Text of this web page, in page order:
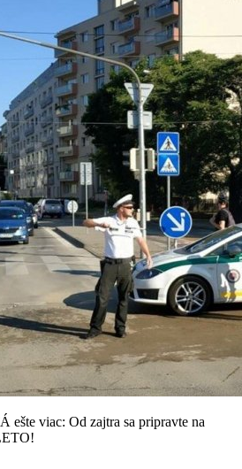
ešte viac: Od zajtra sa pripravte na